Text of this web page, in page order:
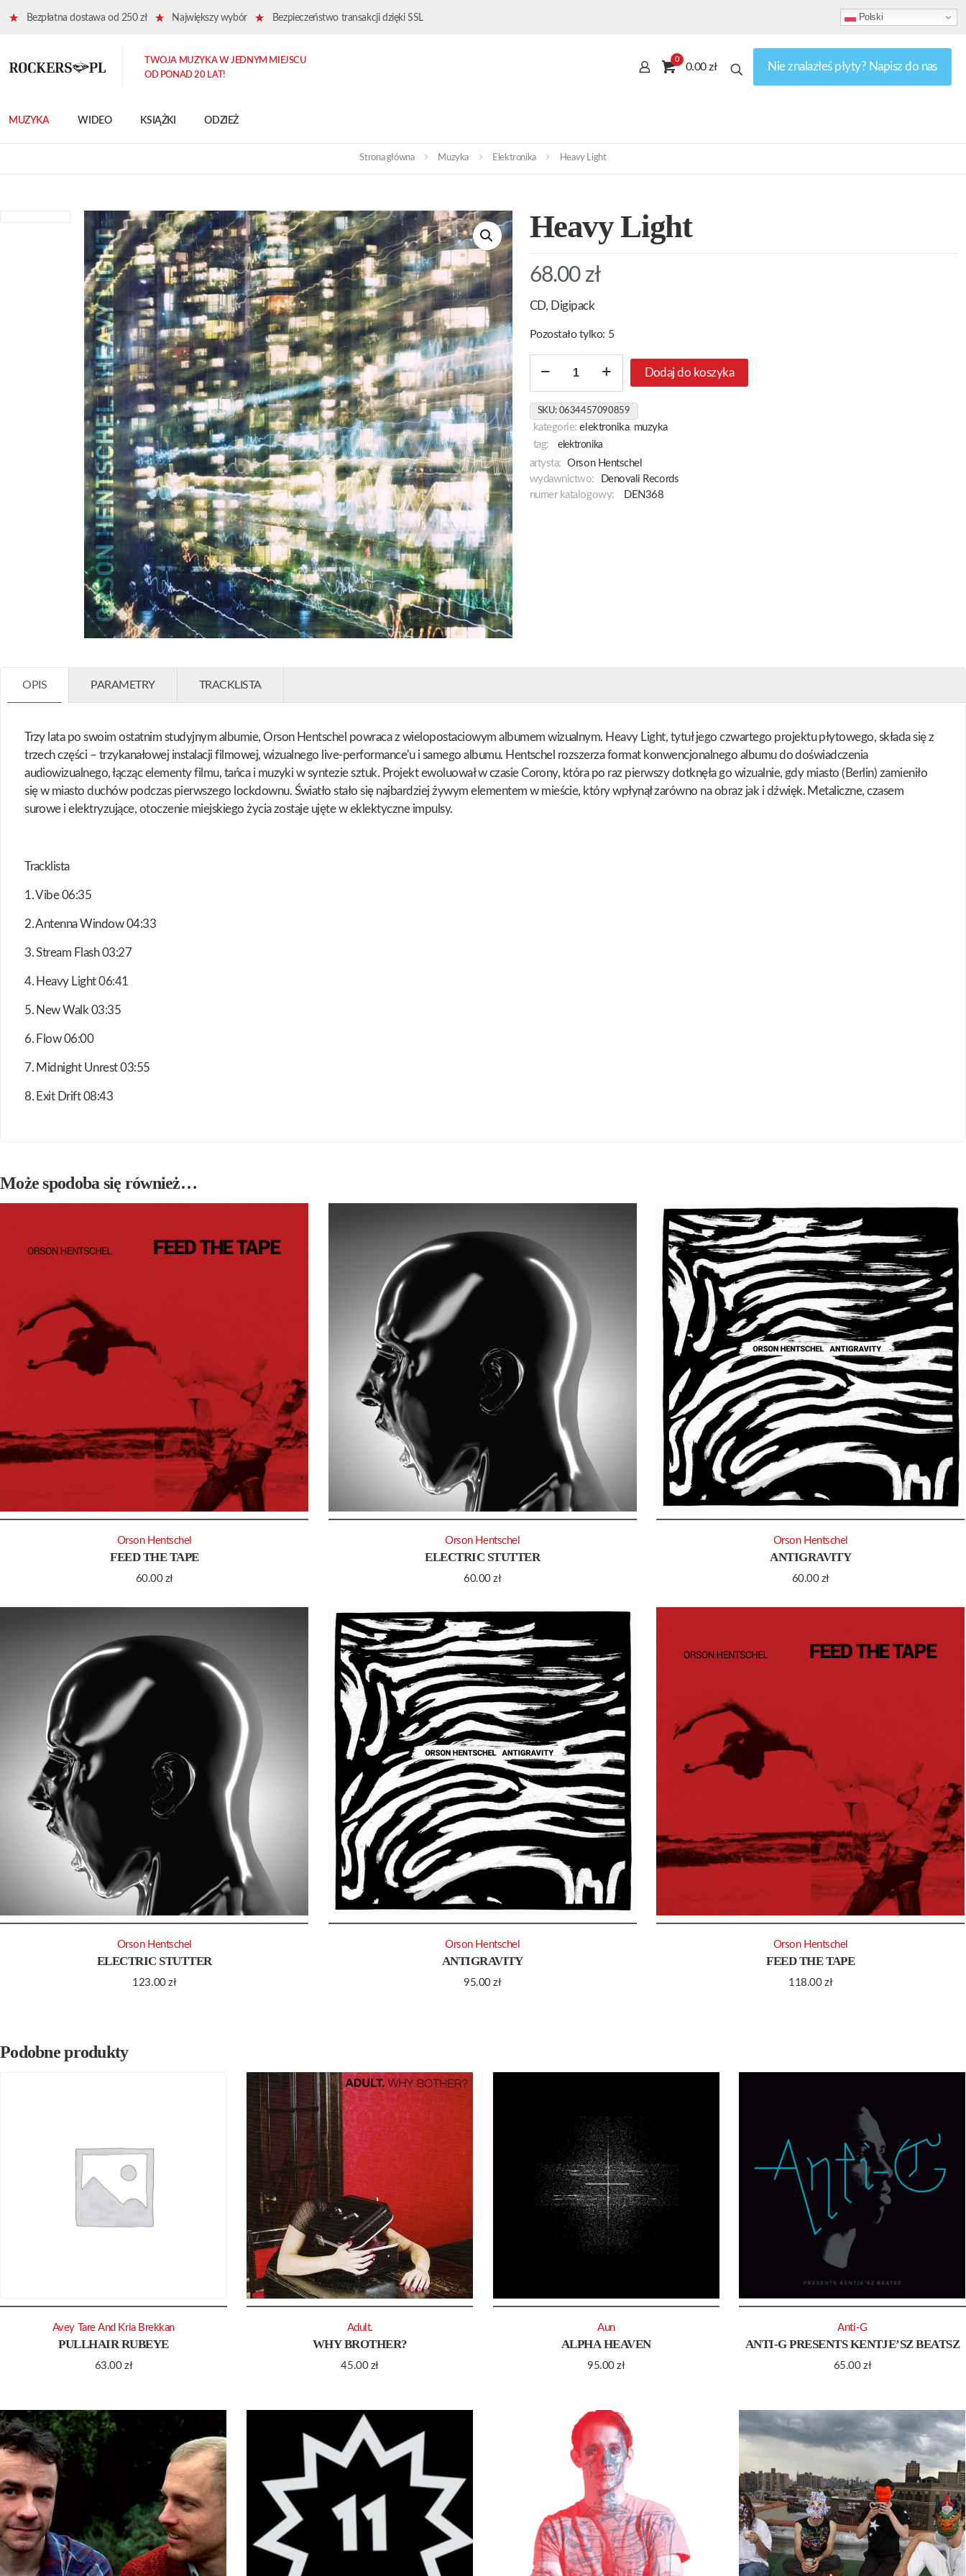
Bezpłatna dostawa od 250 zł Największy wybór Bezpieczeństwo transakcji dzięki SSL Polski
MUZYKA WIDEO KSIĄŻKI ODZIEŻ
TWOJA MUZYKA W JEDNYM MIEJSCU
OD PONAD 20 LAT!
0
0.00 zł Nie znalazłeś płyty? Napisz do nas
Strona główna Muzyka Elektronika Heavy Light
Heavy Light
68.00 zł
CD, Digipack
Pozostało tylko: 5
Dodaj do koszyka
SKU: 0634457090859
kategorie:elektronika, muzyka
tag:
elektronika
artysta:
Orson Hentschel
wydawnictwo:
Denovali Records
numer katalogowy:
DEN368
OPIS PARAMETRY TRACKLISTA
Trzy lata po swoim ostatnim studyjnym albumie, Orson Hentschel powraca z wielopostaciowym albumem wizualnym. Heavy Light, tytuł jego czwartego projektu płytowego, składa się z
trzech części – trzykanałowej instalacji filmowej, wizualnego live-performance'u i samego albumu. Hentschel rozszerza format konwencjonalnego albumu do doświadczenia
audiowizualnego, łącząc elementy filmu, tańca i muzyki w syntezie sztuk. Projekt ewoluował w czasie Corony, która po raz pierwszy dotknęła go wizualnie, gdy miasto (Berlin) zamieniło
się w miasto duchów podczas pierwszego lockdownu. Światło stało się najbardziej żywym elementem w mieście, który wpłynął zarówno na obraz jak i dźwięk. Metaliczne, czasem
surowe i elektryzujące, otoczenie miejskiego życia zostaje ujęte w eklektyczne impulsy.
Tracklista
1. Vibe 06:35
2. Antenna Window 04:33
3. Stream Flash 03:27
4. Heavy Light 06:41
5. New Walk 03:35
6. Flow 06:00
7. Midnight Unrest 03:55
8. Exit Drift 08:43
Może spodoba się również…
FEED THE TAPE
60.00 zł
Orson Hentschel
ELECTRIC STUTTER
60.00zł
Orson Hentschel
ANTIGRAVITY
60.00 zł
Orson Hentschel
ELECTRIC STUTTER
123.00zł
Orson Hentschel
ANTIGRAVITY
95.00zł
Orson Hentschel
FEED THE TAPE
118.00zł
Orson Hentschel
Podobne produkty
PULLHAIR RUBEYE
63.00zł
Avey Tare And Kria Brekkan
WHY BROTHER?
45.00 zł
Adult.
ALPHA HEAVEN
95.00zł
Aun
ANTI-G PRESENTS KENTJE’SZ BEATSZ
65.00zł
Anti-G